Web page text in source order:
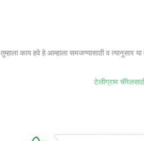
तुम्हाला काय हवे हे आम्हाला समजण्यासाठी व त्यानुसार
टेलीग्राम